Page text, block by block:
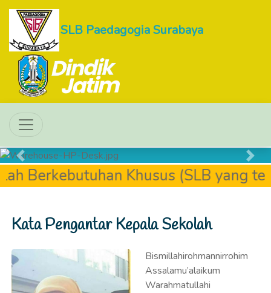
SLB Paedagogia Surabaya
Previous Next
Berkebutuhan Khusus (SLB yang
Kata Pengantar Kepala Sekolah
Bismillahirohmannirrohim
Assalamu’alaikum
Warahmatullahi